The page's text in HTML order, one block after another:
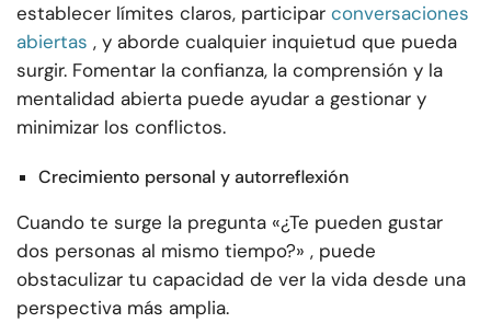
establecer límites claros, participar conversaciones
abiertas , y aborde cualquier inquietud que pueda
surgir. Fomentar la confianza, la comprensión y la
mentalidad abierta puede ayudar a gestionar y
minimizar los conflictos.
Crecimiento personal y autorreflexión
Cuando te surge la pregunta «¿Te pueden gustar
dos personas al mismo tiempo?» , puede
obstaculizar tu capacidad de ver la vida desde una
perspectiva más amplia.